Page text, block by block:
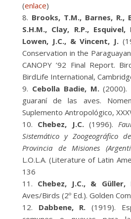
(enlace)
Brooks, T.M., Barnes,
S.H.M., Clay, R.P.,
Lowen, J.C., & Vincent, J.
Conservation in the
CANOPY ’92 Final Report.
BirdLife International,
Cebolla Badie, M.(2000).
guaraní de las aves.
Suplemento Antropológico,
Chebez, J.C.(1996).
Sistemático y Zoogeográfico
Provincia de Misiones
L.O.L.A. (Literature of Latin
136
Chebez, J.C., & Güller,
Aves/Birds (2º Ed.). Golden
Dabbene, R. (1919).